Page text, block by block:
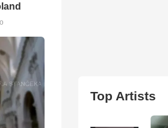
Top Artists